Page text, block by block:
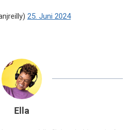
25. Juni 2024
Ella